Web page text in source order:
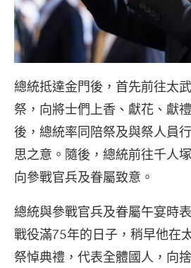
總統抵達金門後，首先前往太
祭，向將士們上香、獻花、獻
後，總統率同陪祭及與祭人員
思之意。隨後，總統前往千人
向參戰官兵及眷屬致意。
總統與參戰官兵及眷屬午宴時
戰役滿75年的日子，稍早他在
祭悼典禮，代表全體國人，向